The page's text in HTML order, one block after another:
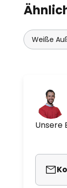
Weiße
Unsere